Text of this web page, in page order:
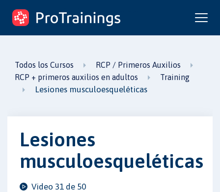
ProTrainings.com
un curso de ProTrainings
Todos los Cursos
RCP / Primeros Auxilios
RCP + primeros auxilios en adultos
Training
Lesiones musculoesqueléticas
Lesiones
musculoesqueléticas
Video 31 de 50